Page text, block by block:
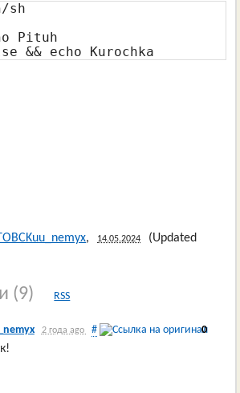
sh
Pituh
&& echo Kurochka
, 14.05.2024 (Updated
(9) RSS
2 года ago # 0